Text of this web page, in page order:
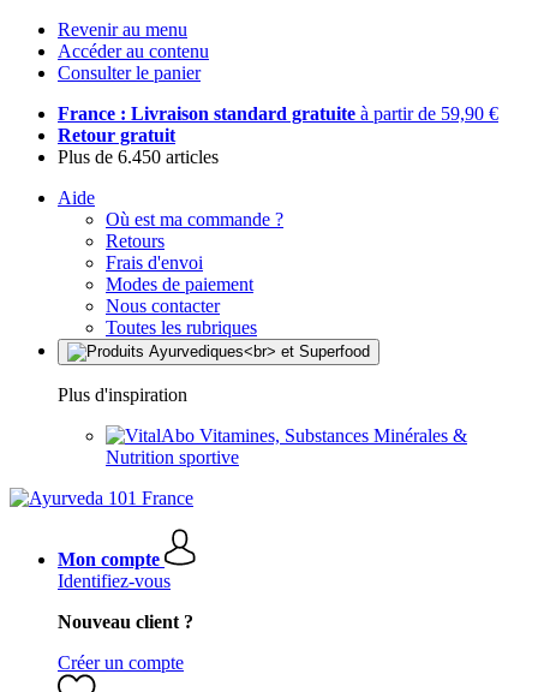
Revenir au menu
Accéder au contenu
Consulter le panier
France : Livraison standard gratuite à partir de 59,90 €
Retour gratuit
Plus de 6.450 articles
Aide
Où est ma commande ?
Retours
Frais d'envoi
Modes de paiement
Nous contacter
Toutes les rubriques
Plus d'inspiration
Vitamines, Substances Minérales &
Nutrition sportive
Mon compte
Identifiez-vous
Nouveau client ?
Créer un compte